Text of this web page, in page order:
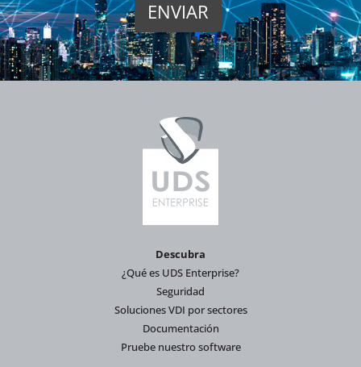
Descubra
¿Qué es UDS Enterprise?
Seguridad
Soluciones VDI por sectores
Documentación
Pruebe nuestro software